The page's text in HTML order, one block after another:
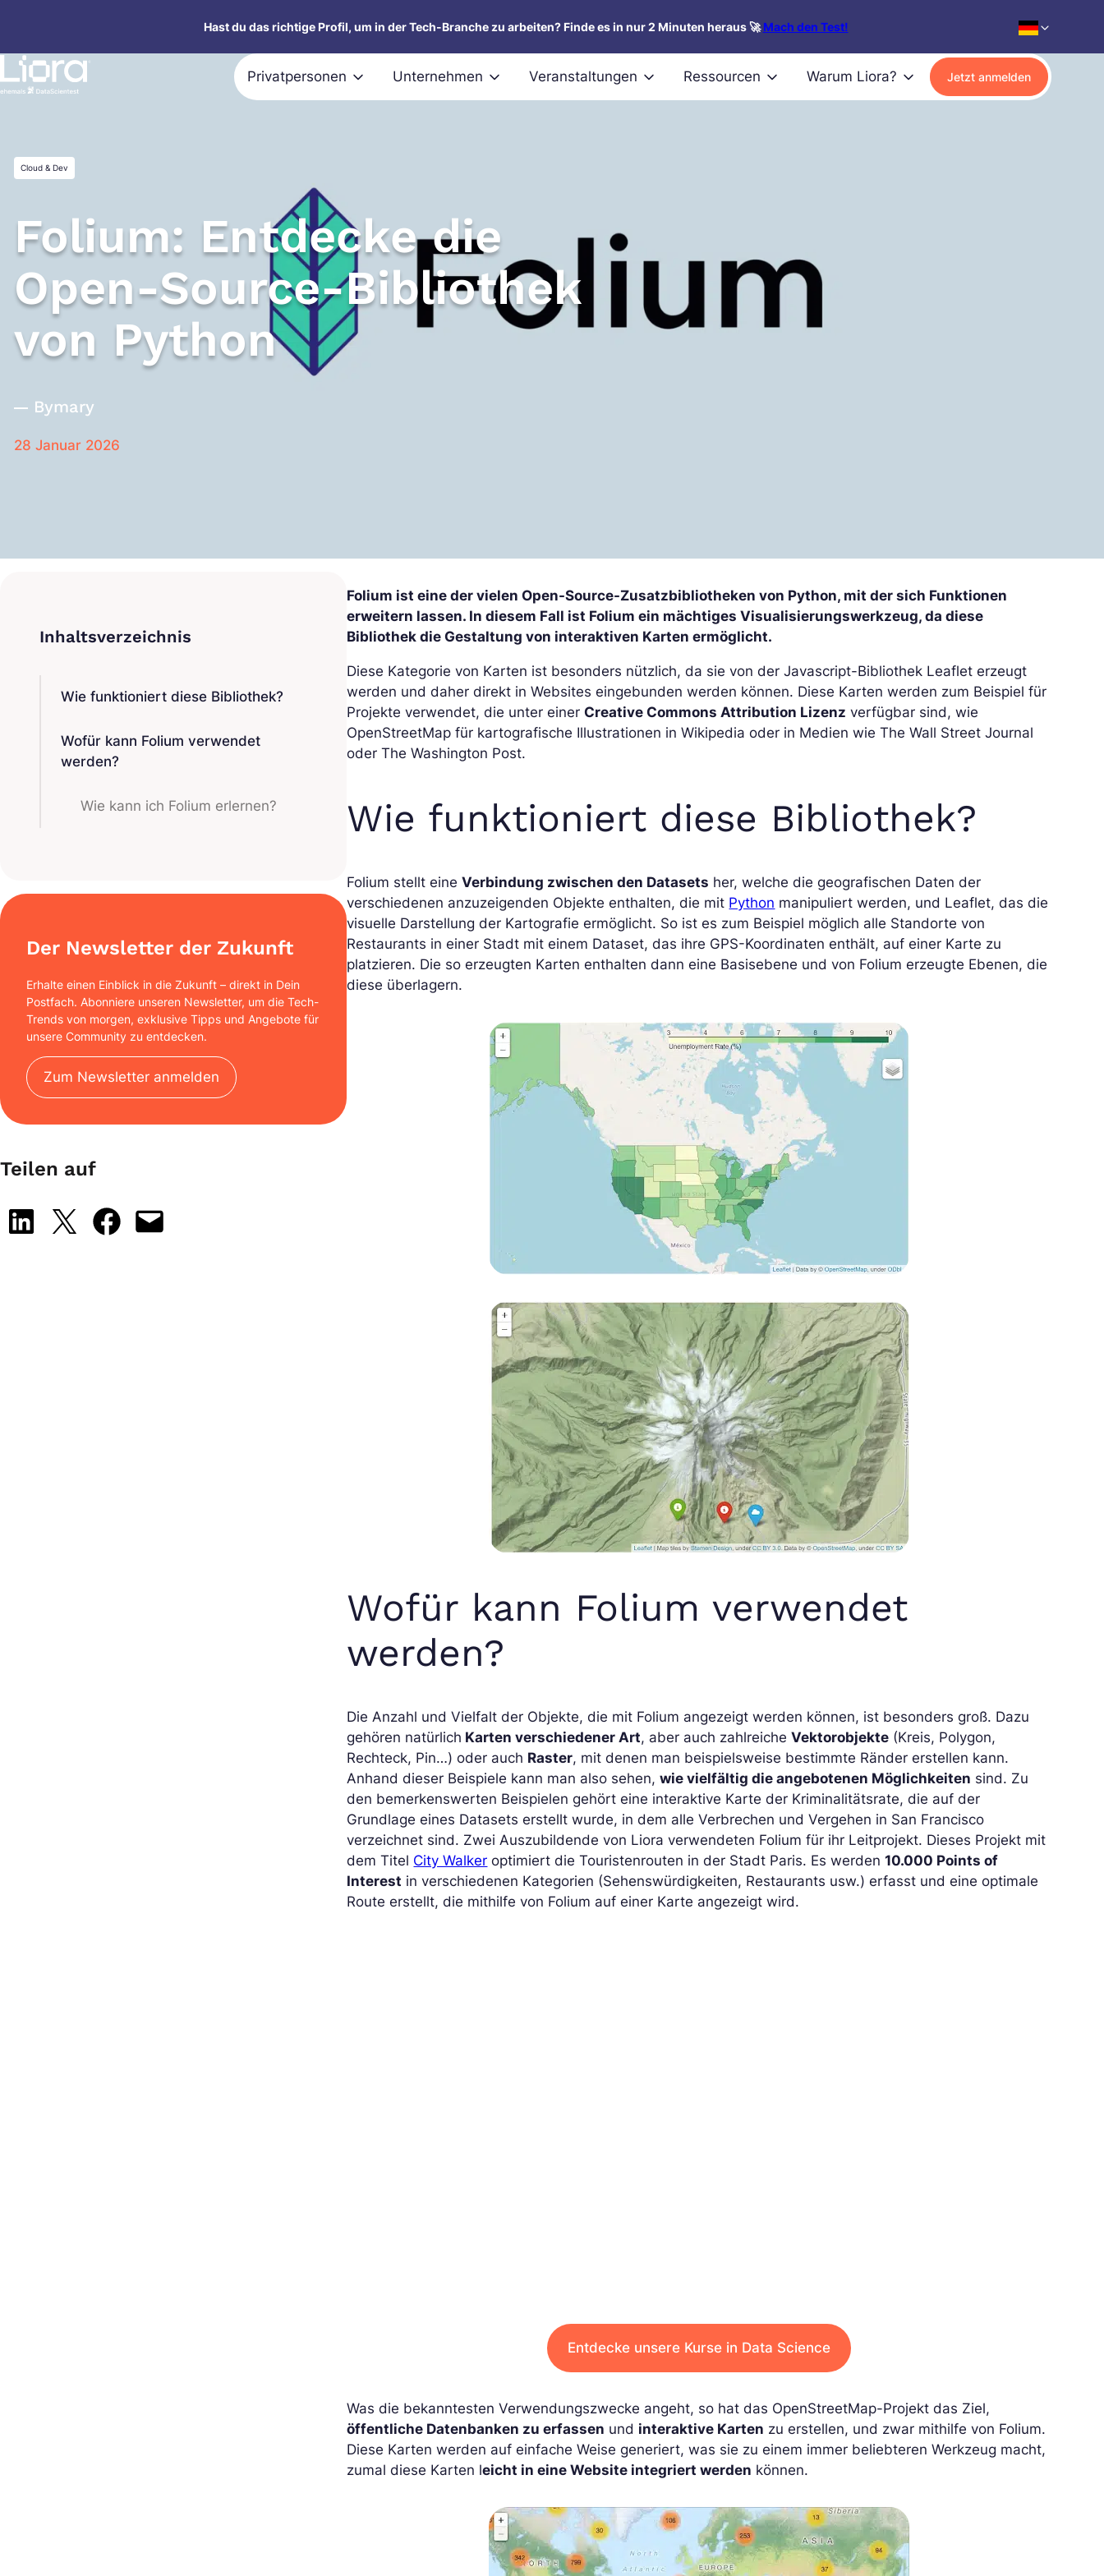
springen
Hast du das richtige Profil, um in der Tech-Branche zu arbeiten? Finde es in nur 2 Minuten heraus 🚀Mach den Test!
Privatpersonen Unternehmen Veranstaltungen Ressourcen Warum Liora? Jetzt anmelden
Cloud & Dev
Folium: Entdecke die
Open-Source-Bibliothek
von Python
Bymary
28 Januar 2026
Wie funktioniert diese Bibliothek?
Wofür kann Folium verwendet
werden?
Wie kann ich Folium erlernen?
Der Newsletter der Zukunft
Erhalte einen Einblick in die Zukunft – direkt in Dein
Postfach. Abonniere unseren Newsletter, um die Tech-
Trends von morgen, exklusive Tipps und Angebote für
unsere Community zu entdecken.
Zum Newsletter anmelden
Teilen auf
Share on LinkedIn
Share on X Share on Facebook
Email this Page
Folium ist eine der vielen Open-Source-Zusatzbibliotheken von Python, mit der sich Funktionen
erweitern lassen. In diesem Fall ist Folium ein mächtiges Visualisierungswerkzeug, da diese
Bibliothek die Gestaltung von interaktiven Karten ermöglicht.
Diese Kategorie von Karten ist besonders nützlich, da sie von der Javascript-Bibliothek Leaflet erzeugt
werden und daher direkt in Websites eingebunden werden können. Diese Karten werden zum Beispiel für
Projekte verwendet, die unter einerCreative Commons Attribution Lizenz verfügbar sind, wie
OpenStreetMap für kartografische Illustrationen in Wikipedia oder in Medien wie The Wall Street Journal
oder The Washington Post.
Wie funktioniert diese Bibliothek?
Folium stellt eineVerbindung zwischen den Datasets her, welche die geografischen Daten der
verschiedenen anzuzeigenden Objekte enthalten, die mit Python manipuliert werden, und Leaflet, das die
visuelle Darstellung der Kartografie ermöglicht. So ist es zum Beispiel möglich alle Standorte von
Restaurants in einer Stadt mit einem Dataset, das ihre GPS-Koordinaten enthält, auf einer Karte zu
platzieren. Die so erzeugten Karten enthalten dann eine Basisebene und von Folium erzeugte Ebenen, die
diese überlagern.
Wofür kann Folium verwendet
werden?
Die Anzahl und Vielfalt der Objekte, die mit Folium angezeigt werden können, ist besonders groß. Dazu
gehören natürlich Karten verschiedener Art, aber auch zahlreicheVektorobjekte (Kreis, Polygon,
Rechteck, Pin…) oder auch Raster, mit denen man beispielsweise bestimmte Ränder erstellen kann.
Anhand dieser Beispiele kann man also sehen,wie vielfältig die angebotenen Möglichkeiten sind. Zu
den bemerkenswerten Beispielen gehört eine interaktive Karte der Kriminalitätsrate, die auf der
Grundlage eines Datasets erstellt wurde, in dem alle Verbrechen und Vergehen in San Francisco
verzeichnet sind. Zwei Auszubildende von Liora verwendeten Folium für ihr Leitprojekt. Dieses Projekt mit
dem Titel City Walker optimiert die Touristenrouten in der Stadt Paris. Es werden10.000 Points of
Interest in verschiedenen Kategorien (Sehenswürdigkeiten, Restaurants usw.) erfasst und eine optimale
Route erstellt, die mithilfe von Folium auf einer Karte angezeigt wird.
Entdecke unsere Kurse in Data Science
Was die bekanntesten Verwendungszwecke angeht, so hat das OpenStreetMap-Projekt das Ziel,
öffentliche Datenbanken zu erfassen und interaktive Karten zu erstellen, und zwar mithilfe von Folium.
Diese Karten werden auf einfache Weise generiert, was sie zu einem immer beliebteren Werkzeug macht,
zumal diese Karten leicht in eine Website integriert werden können.